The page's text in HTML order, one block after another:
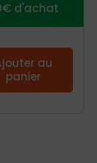
d'achat
au
panier